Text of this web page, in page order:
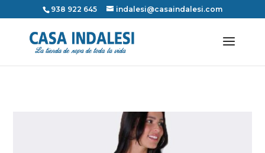
938 922 645 indalesi@casaindalesi.com